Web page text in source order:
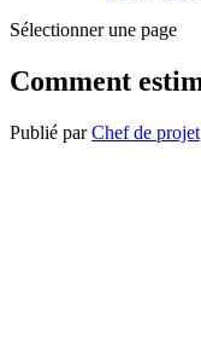
Sélectionner une page
Comment
Publié parChef de projet